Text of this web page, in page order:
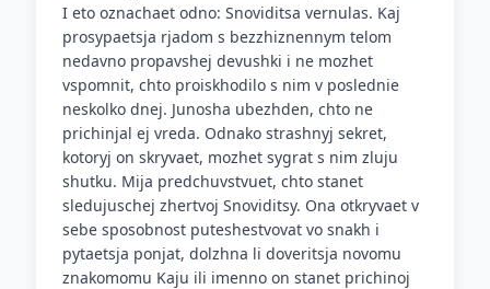
I eto oznachaet odno: Snoviditsa vernulas. Kaj
prosypaetsja rjadom s bezzhiznennym telom
nedavno propavshej devushki i ne mozhet
vspomnit, chto proiskhodilo s nim v poslednie
neskolko dnej. Junosha ubezhden, chto ne
prichinjal ej vreda. Odnako strashnyj sekret,
kotoryj on skryvaet, mozhet sygrat s nim zluju
shutku. Mija predchuvstvuet, chto stanet
sledujuschej zhertvoj Snoviditsy. Ona otkryvaet v
sebe sposobnost puteshestvovat vo snakh i
pytaetsja ponjat, dolzhna li doveritsja novomu
znakomomu Kaju ili imenno on stanet prichinoj